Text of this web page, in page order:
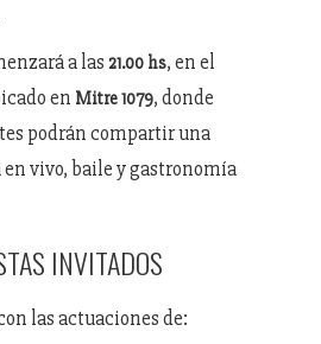
a las 21.00 hs, en el
en Mitre 1079, donde
podrán compartir una
vivo, baile y gastronomía
INVITADOS
las actuaciones de: